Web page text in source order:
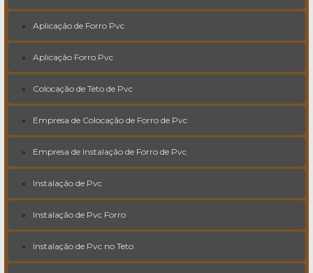
Aplicação de Forro Pvc
Aplicação Forro Pvc
Colocação de Teto de Pvc
Empresa de Colocação de Forro de Pvc
Empresa de Instalação de Forro de Pvc
Instalação de Pvc
Instalação de Pvc Forro
Instalação de Pvc no Teto